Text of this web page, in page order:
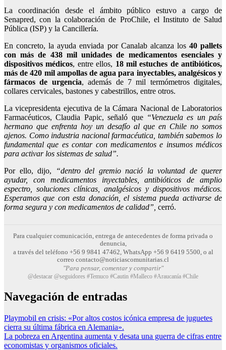
La coordinación desde el ámbito público estuvo a cargo de
Senapred, con la colaboración de ProChile, el Instituto de Salud
Pública (ISP) y la Cancillería.
En concreto, la ayuda enviada por Canalab alcanza los 40 pallets
con más de 438 mil unidades de medicamentos esenciales y
dispositivos médicos, entre ellos, 18 mil estuches de antibióticos,
más de 420 mil ampollas de agua para inyectables, analgésicos y
fármacos de urgencia, además de 7 mil termómetros digitales,
collares cervicales, bastones y cabestrillos, entre otros.
La vicepresidenta ejecutiva de la Cámara Nacional de Laboratorios
Farmacéuticos, Claudia Papic, señaló que “Venezuela es un país
hermano que enfrenta hoy un desafío al que en Chile no somos
ajenos. Como industria nacional farmacéutica, también sabemos lo
fundamental que es contar con medicamentos e insumos médicos
para activar los sistemas de salud”.
Por ello, dijo,
“dentro del gremio nació la voluntad de querer
ayudar, con medicamentos inyectables, antibióticos de amplio
espectro, soluciones clínicas, analgésicos y dispositivos médicos.
Esperamos que con esta donación, el sistema pueda activarse de
forma segura y con medicamentos de calidad”, cerró.
Para cualquier comunicación, entrega de antecedentes de forma privada o
denuncia,
a través del teléfono +56 9 9841 47462, WhatsApp +56 9 6419 5500, o al
correo contacto@noticiascomunitarias.cl
"Para pensar, comentar y compartir"
@destacar @seguidores #Temuco #Cautin #Malleco #Araucanía #Chile
Navegación de entradas
Playmobil en crisis: «Por altos costos icónica empresa de juguetes
cierra su última fábrica en Alemania».
La pobreza en Argentina aumenta y desata una guerra de cifras entre
economistas y organismos oficiales.